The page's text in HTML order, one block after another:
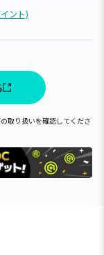
ント)
取り扱いを確認してくださ